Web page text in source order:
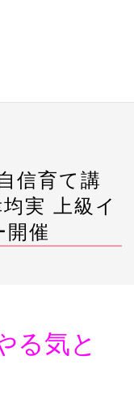
信育て講
実 上級イ
開催
る気と